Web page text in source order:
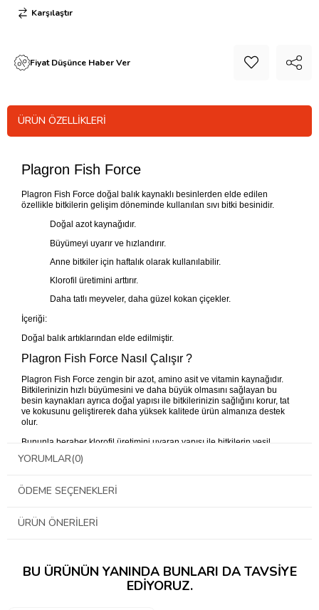
Karşılaştır
Fiyat Düşünce Haber Ver
ÜRÜN ÖZELLIKLERI
Plagron Fish Force
Plagron Fish Force doğal balık kaynaklı besinlerden elde edilen
özellikle bitkilerin gelişim döneminde kullanılan sıvı bitki besinidir.
Doğal azot kaynağıdır.
Büyümeyi uyarır ve hızlandırır.
Anne bitkiler için haftalık olarak kullanılabilir.
Klorofil üretimini arttırır.
Daha tatlı meyveler, daha güzel kokan çiçekler.
İçeriği:
Doğal balık artıklarından elde edilmiştir.
Plagron Fish Force Nasıl Çalışır ?
Plagron Fish Force zengin bir azot, amino asit ve vitamin kaynağıdır.
Bitkilerinizin hızlı büyümesini ve daha büyük olmasını sağlayan bu
besin kaynakları ayrıca doğal yapısı ile bitkilerinizin sağlığını korur, tat
ve kokusunu geliştirerek daha yüksek kalitede ürün almanıza destek
olur.
Bununla beraber klorofil üretimini uyaran yapısı ile bitkilerin yeşil
rengini sürekli korumasında önemli rol oynar.
Plagron Fish Force gelişim dönemi boyunca haftada bir kez uygulayın.
Daha hızlı sonuç için yapraklardan uygulama yapılabilir, fakat keskin
mutlaka suya ayrı ekleyin ve ölçüm kabınızı her kullanımda temizleyin.
Kullanım tablosu için tıklayınız
YORUMLAR(0)
ÖDEME SEÇENEKLERI
ÜRÜN ÖNERILERI
BU ÜRÜNÜN YANINDA BUNLARI DA TAVSIYE
EDIYORUZ.